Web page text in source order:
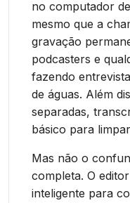
no computador
mesmo que a
gravação
podcasters e
fazendo
de águas. Além
separadas,
básico para
Mas não o
completa. O
inteligente para